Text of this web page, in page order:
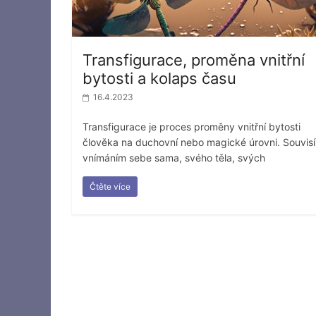
Transfigurace, proměna vnitřní
bytosti a kolaps času
16.4.2023
Transfigurace je proces proměny vnitřní bytosti
člověka na duchovní nebo magické úrovni.
vnímáním sebe sama, svého těla, svých
Čtěte více